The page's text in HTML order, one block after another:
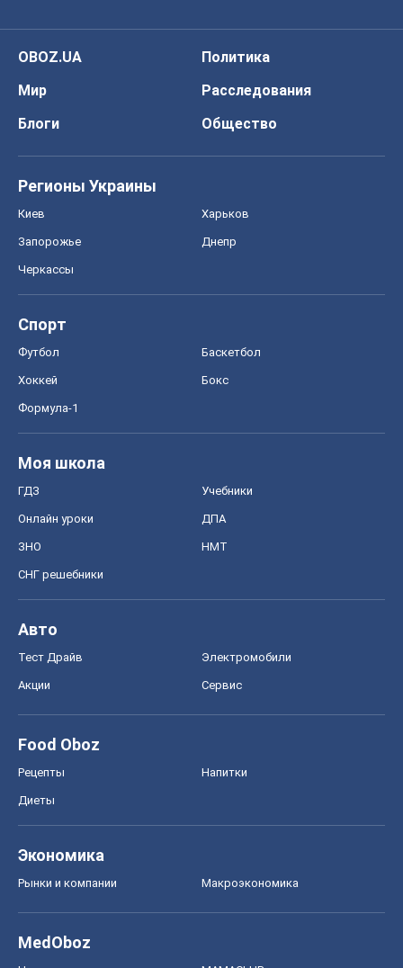
OBOZ.UA
Политика
Мир
Расследования
Блоги
Общество
Регионы Украины
Киев Харьков
Запорожье Днепр
Черкассы
Спорт
Футбол Баскетбол
Хоккей Бокс
Формула-1
Моя школа
ГДЗ Учебники
Онлайн уроки ДПА
ЗНО НМТ
СНГ решебники
Авто
Тест Драйв Электромобили
Акции Сервис
Food Oboz
Рецепты Напитки
Диеты
Экономика
Рынки и компании Mакроэкономика
MedOboz